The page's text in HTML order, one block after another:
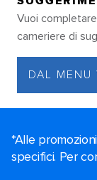
Vuoi
cameriere di
DAL MENU
*Alle
specifici. Per